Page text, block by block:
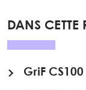
DANS CETTE
GriF CS100